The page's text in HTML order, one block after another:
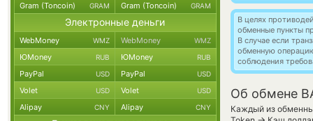
В целях
обменные пункты
В случае если
обменную
соблюдения
Об обмене
Каждый из
Gram (Toncoin) GRAM Gram (Toncoin) GRAM
Электронные деньги
WebMoney WMZ WebMoney WMZ
ЮMoney RUB ЮMoney RUB
PayPal USD PayPal USD
Volet USD Volet USD
Alipay CNY Alipay CNY